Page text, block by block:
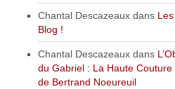
Chantal Descazeaux dans
Blog !
Chantal Descazeaux dans
du Gabriel : La Haute Couture
de Bertrand Noeureuil